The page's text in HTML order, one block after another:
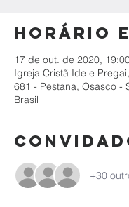
Horário
17 de out. de 2020,
Igreja Cristã Ide e
681 - Pestana, Osasco -
Brasil
+30